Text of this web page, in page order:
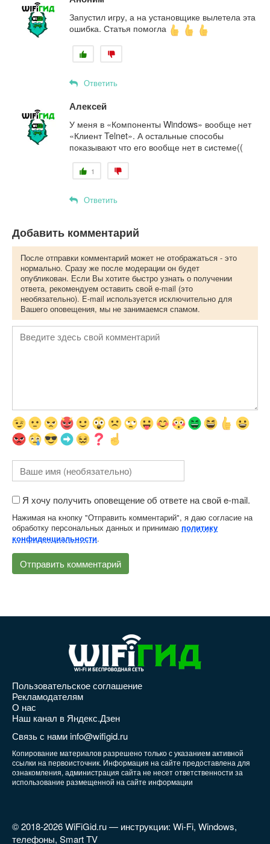
Запустил игру, а на установщике вылетела эта
ошибка. Статья помогла
Ответить
Алексей
У меня в «Компоненты Windows» вообще нет
«Клиент Telnet». А остальные способы
показывают что его вообще нет в системе((
1
Ответить
Добавить комментарий
После отправки комментарий может не отображаться - это
нормально. Сразу же после модерации он будет
опубликован. Если Вы хотите быстро узнать о получении
ответа, рекомендуем оставить свой e-mail (это
необязательно). E-mail используется исключительно для
Вашего оповещения, мы не занимаемся спамом.
Я хочу получить оповещение об ответе на свой e-mail.
Нажимая на кнопку "Отправить комментарий", я даю согласие на
обработку персональных данных и принимаю политику
конфиденциальности.
Пользовательское соглашение
Рекламодателям
О нас
Наш канал в Яндекс.Дзен
Связь с нами info@wifigid.ru
Копирование материалов разрешено только с указанием активной
ссылки на первоисточник. Информация на сайте предоставлена для
ознакомления, администрация сайта не несет ответственности за
использование размещенной на сайте информации
© 2018-2026 WiFiGid.ru — инструкции: Wi-Fi, Windows,
телефоны, Smart TV